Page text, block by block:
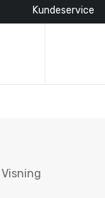
Kundeservice
Visning